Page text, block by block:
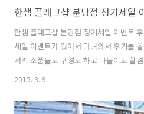
한샘 플래그샵 분당점 정기세일
한샘 플래그샵 분당점 정기세일 이벤트
세일 이벤트가 있어서 다녀와서 후기를
서리 소품들도 구경도 하고 나들이도 할
대나 실리콘을 사용한 용품들 그리고 부
격도 저렴하게 구매가 가능했고 볼거리
2015. 3. 9.